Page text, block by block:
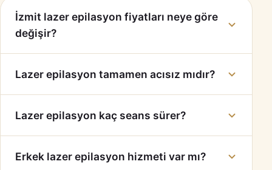
İzmit lazer epilasyon fiyatları neye göre
değişir?
Lazer epilasyon tamamen acısız mıdır?
Lazer epilasyon kaç seans sürer?
Erkek lazer epilasyon hizmeti var mı?